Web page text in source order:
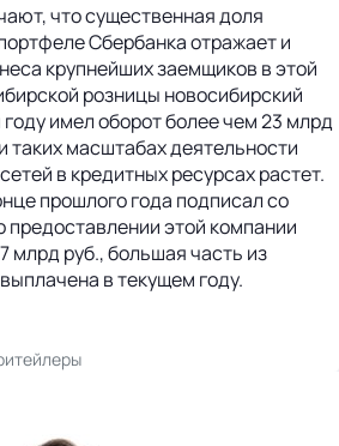
что существенная доля
Сбербанка отражает и
крупнейших заемщиков в этой
розницы новосибирский
имел оборот более чем 23 млрд
таких масштабах деятельности
в кредитных ресурсах растет.
прошлого года подписал со
предоставлении этой компании
млрд руб., большая часть из
в текущем году.